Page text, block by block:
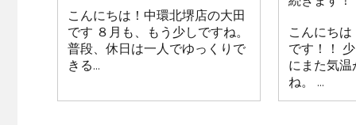
こんにちは！中環北堺店の大田
です ８月も、もう少しですね。
普段、休日は一人でゆっくりで
きる...
こんにち
です！！
にまた気
ね。 ...